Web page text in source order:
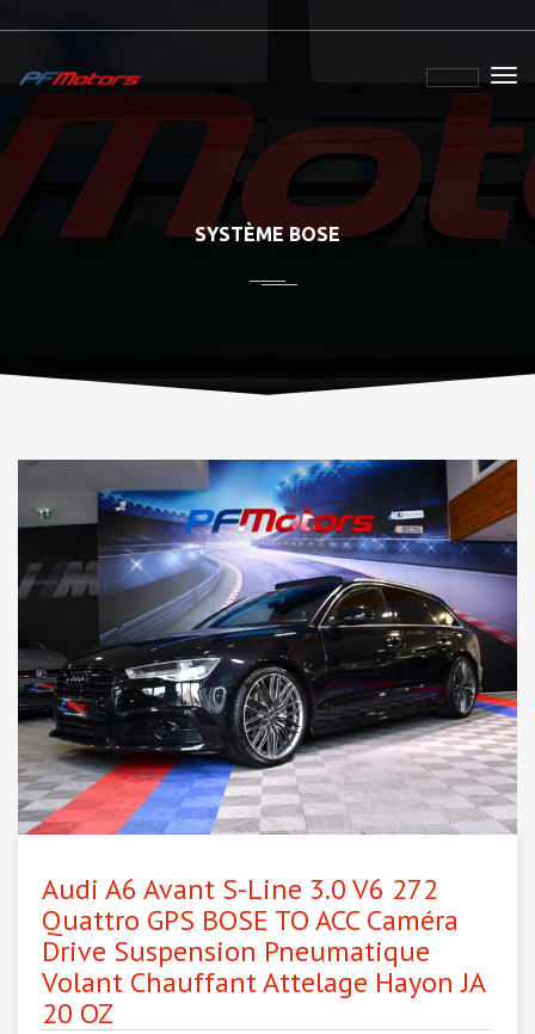
SYSTÈME BOSE
Audi A6 Avant S-Line 3.0 V6 272
Quattro GPS BOSE TO ACC Caméra
Drive Suspension Pneumatique
Volant Chauffant Attelage Hayon JA
20 OZ